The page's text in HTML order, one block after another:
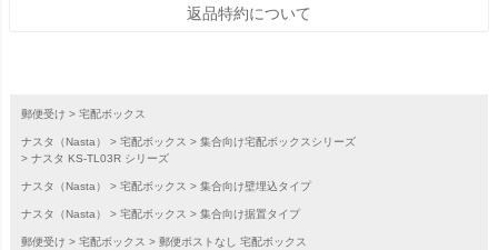
返品特約について
郵便受け 宅配ボックス
ナスタ（Nasta） 宅配ボックス
集合向け宅配ボックスシリーズ
ナスタ KS-TL03R シリーズ
ナスタ（Nasta） 宅配ボックス 集合向け壁埋込タイプ
ナスタ（Nasta） 宅配ボックス 集合向け据置タイプ
郵便受け 宅配ボックス 郵便ポストなし 宅配ボックス